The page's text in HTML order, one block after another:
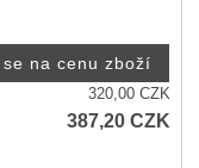
320,00CZK
387,20CZK